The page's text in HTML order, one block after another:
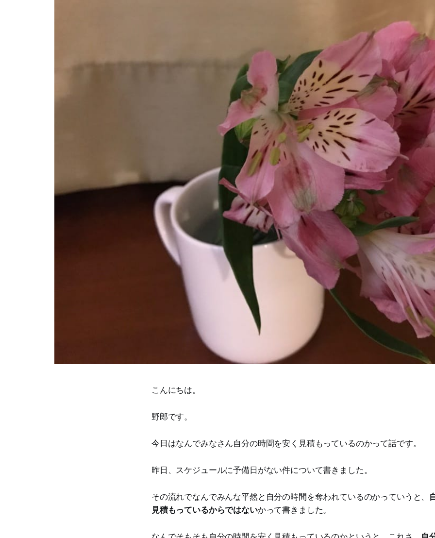
こんにちは。
野郎です。
今日はなんでみなさん自分の時間を安く見積もっているのかって話です。
昨日、スケジュールに予備日がない件について書きました。
その流れでなんでみんな平然と自分の時間を奪われているのかっていうと、
見積もっているからではないかって書きました。